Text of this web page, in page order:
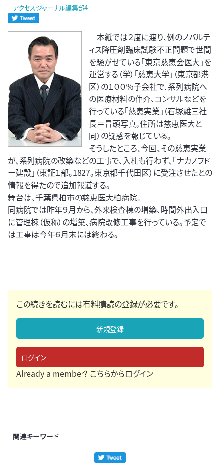
アクセスジャーナル編集部4
本紙では２度に渡り、例のノバルテ
ィス降圧剤臨床試験不正問題で世間
を騒がせている「東京慈恵会医大」を
運営する（学）「慈恵大学」（東京都港
区）の１００％子会社で、系列病院へ
の医療材料の仲介、コンサルなどを
行っている「慈恵実業」（石塚雄三社
長＝冒頭写真。住所は慈恵医大と
同）の疑惑を報じている。
そうしたところ、今回、その慈恵実業
が、系列病院の改築などの工事で、入札も行わず、「ナカノフド
ー建設」（東証１部。1827。東京都千代田区）に受注させたとの
情報を得たので追加報道する。
舞台は、千葉県柏市の慈恵医大柏病院。
同病院では昨年９月から、外来検査棟の増築、時間外出入口
に管理棟（仮称）の増築、病院改修工事を行っている。予定で
は工事は今年６月末には終わる。
この続きを読むには有料購読の登録が必要です。
新規登録
ログイン
Already a member? こちらからログイン
関連キーワード